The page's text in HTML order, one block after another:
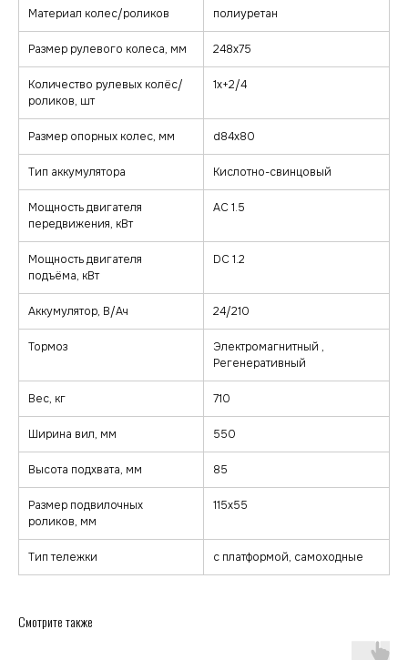
Материал колес/роликов полиуретан
Размер рулевого колеса, мм 248x75
Количество рулевых колёс/
роликов, шт
1x+2/4
Размер опорных колес, мм d84x80
Тип аккумулятора Кислотно-свинцовый
Мощность двигателя
передвижения, кВт
AC 1.5
Мощность двигателя
подъёма, кВт
DC 1.2
Аккумулятор, В/Ач 24/210
Тормоз
Электромагнитный ,
Регенеративный
Вес, кг 710
Ширина вил, мм 550
Высота подхвата, мм 85
Размер подвилочных
роликов, мм
115x55
Тип тележки с платформой, самоходные
Смотрите также
Покупателям
Каталог
О компании
Доставка и оплата
Каталог
Штабелеры
zakaz@minkar.su
+7 (495) 157-70-97